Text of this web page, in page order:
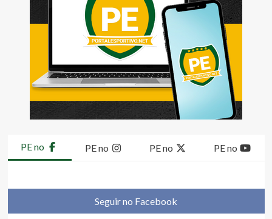
PE no PE no PE no PE no
Seguir no Facebook